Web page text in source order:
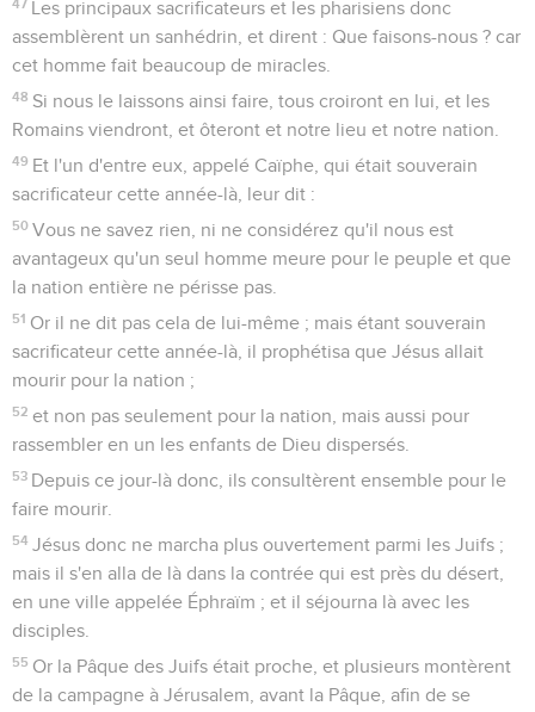
47 Les principaux sacrificateurs et les pharisiens donc
assemblèrent un sanhédrin, et dirent : Que faisons-nous ? car
cet homme fait beaucoup de miracles.
48 Si nous le laissons ainsi faire, tous croiront en lui, et les
Romains viendront, et ôteront et notre lieu et notre nation.
49 Et l'un d'entre eux, appelé Caïphe, qui était souverain
sacrificateur cette année-là, leur dit :
50 Vous ne savez rien, ni ne considérez qu'il nous est
avantageux qu'un seul homme meure pour le peuple et que
la nation entière ne périsse pas.
51 Or il ne dit pas cela de lui-même ; mais étant souverain
sacrificateur cette année-là, il prophétisa que Jésus allait
mourir pour la nation ;
52 et non pas seulement pour la nation, mais aussi pour
rassembler en un les enfants de Dieu dispersés.
53 Depuis ce jour-là donc, ils consultèrent ensemble pour le
faire mourir.
54 Jésus donc ne marcha plus ouvertement parmi les Juifs ;
mais il s'en alla de là dans la contrée qui est près du désert,
en une ville appelée Éphraïm ; et il séjourna là avec les
disciples.
55 Or la Pâque des Juifs était proche, et plusieurs montèrent
de la campagne à Jérusalem, avant la Pâque, afin de se